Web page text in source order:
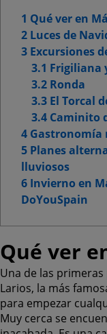
1 Qué ver en
2 Luces de
3 Excursiones
3.1 Frigiliana
3.2 Ronda
3.3 El Torcal
3.4 Caminito
4 Gastronomía
5 Planes
lluviosos
6 Invierno en
DoYouSpain
Qué ver
Una de las
Larios, la más
para empezar
Muy cerca se